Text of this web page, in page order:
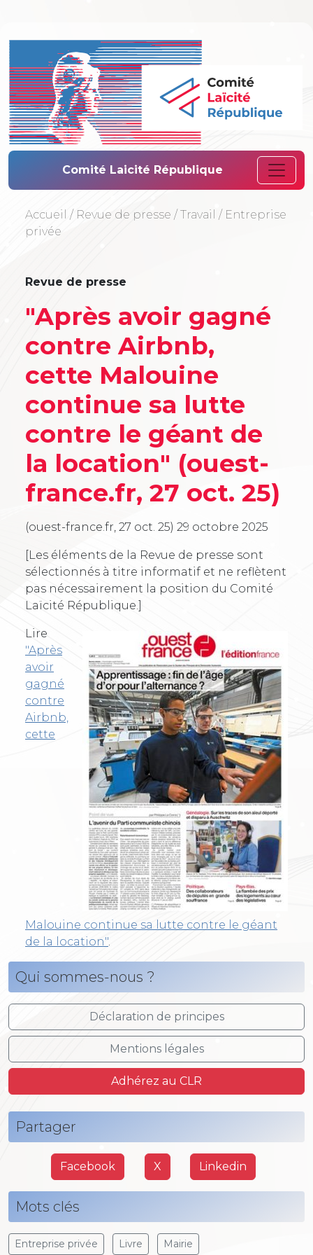
Comité Laïcité
Comité Laicité République
Accueil / Revue de presse / Travail / Entreprise
privée
Revue de presse
"Après avoir gagné
contre Airbnb,
cette Malouine
continue sa lutte
contre le géant de
la location" (ouest-
france.fr, 27 oct. 25)
(ouest-france.fr, 27 oct. 25) 29 octobre 2025
[Les éléments de la Revue de presse sont
sélectionnés à titre informatif et ne reflètent
pas nécessairement la position du Comité
Laïcité République.]
Lire
"Après
avoir
gagné
contre
Airbnb,
cette
Malouine continue sa lutte contre le géant
de la location"
Qui sommes-nous ?
Déclaration de principes
Mentions légales
Adhérez au CLR
Partager
Facebook X Linkedin
Mots clés
Entreprise privée Livre Mairie